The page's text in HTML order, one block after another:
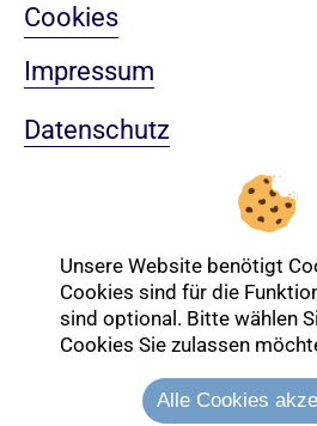
Cookies
Impressum
Datenschutz
Nach oben
Login-Bereich
Unsere Website benötigt
Cookies sind für die
sind optional. Bitte wählen
Cookies Sie zulassen
Alle Cookies